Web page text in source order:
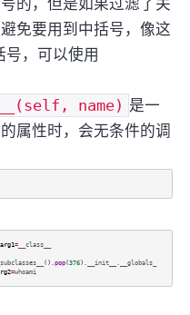
免要用到中括号，像这
号，可以使用
name) 是一
属性时，会无条件的调
=__class__
() pop(376) __init__
__globals_
=whoami